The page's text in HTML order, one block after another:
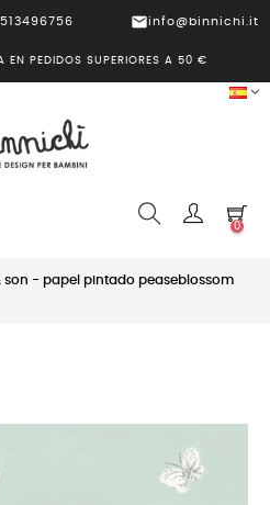
mailinfo@binnichi.it
EN PEDIDOS SUPERIORES A 50 €
0
son - papel pintado peaseblossom